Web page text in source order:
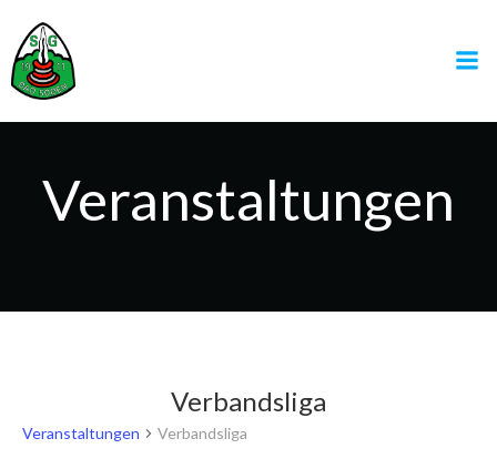
Veranstaltungen
Verbandsliga
Veranstaltungen Verbandsliga